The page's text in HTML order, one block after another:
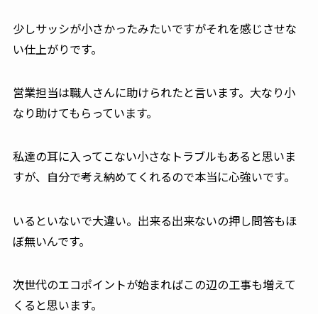
少しサッシが小さかったみたいですがそれを感じさせな
い仕上がりです。
営業担当は職人さんに助けられたと言います。大なり小
なり助けてもらっています。
私達の耳に入ってこない小さなトラブルもあると思いま
すが、自分で考え納めてくれるので本当に心強いです。
いるといないで大違い。出来る出来ないの押し問答もほ
ぼ無いんです。
次世代のエコポイントが始まればこの辺の工事も増えて
くると思います。